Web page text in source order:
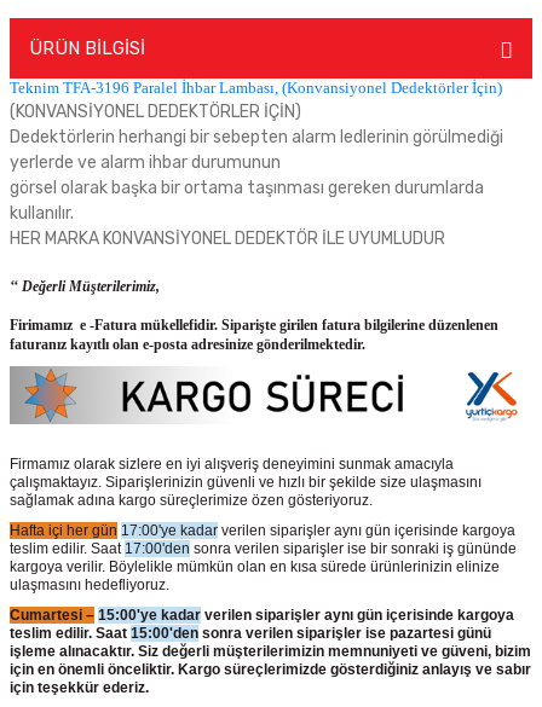
ÜRÜN BİLGİSİ
Teknim TFA-3196 Paralel İhbar Lambası, (Konvansiyonel Dedektörler İçin)
(KONVANSİYONEL DEDEKTÖRLER İÇİN)
Dedektörlerin herhangi bir sebepten alarm ledlerinin görülmediği
yerlerde ve alarm ihbar durumunun
görsel olarak başka bir ortama taşınması gereken durumlarda
kullanılır.
HER MARKA KONVANSİYONEL DEDEKTÖR İLE UYUMLUDUR
‘‘ Değerli Müşterilerimiz,
Firimamız e -Fatura mükellefidir. Siparişte girilen fatura bilgilerine düzenlenen
faturanız kayıtlı olan e-posta adresinize gönderilmektedir.
Firmamız olarak sizlere en iyi alışveriş deneyimini sunmak amacıyla
çalışmaktayız. Siparişlerinizin güvenli ve hızlı bir şekilde size ulaşmasını
sağlamak adına kargo süreçlerimize özen gösteriyoruz.
Hafta içi her gün 17:00'ye kadar verilen siparişler aynı gün içerisinde kargoya
teslim edilir. Saat 17:00'den sonra verilen siparişler ise bir sonraki iş gününde
kargoya verilir. Böylelikle mümkün olan en kısa sürede ürünlerinizin elinize
ulaşmasını hedefliyoruz.
Cumartesi – 15:00'ye kadar verilen siparişler aynı gün içerisinde kargoya
teslim edilir. Saat 15:00'den sonra verilen siparişler ise pazartesi günü
işleme alınacaktır. Siz değerli müşterilerimizin memnuniyeti ve güveni, bizim
için en önemli önceliktir. Kargo süreçlerimizde gösterdiğiniz anlayış ve sabır
için teşekkür ederiz.